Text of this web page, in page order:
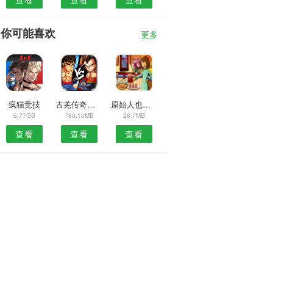
你可能喜欢 更多
疯猫竞技
6.77GB
查看
古羌传奇单职业
780.10MB
查看
原始人也疯狂
28.7MB
查看